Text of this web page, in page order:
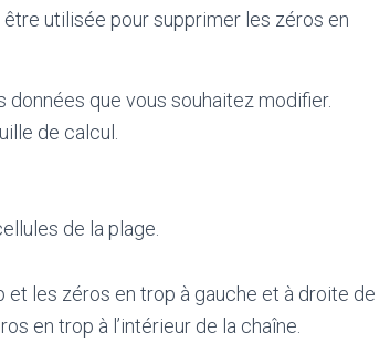
utilisée pour supprimer les zéros en
que vous souhaitez modifier.
de calcul.
de la plage.
les zéros en trop à gauche et à droite de
en trop à l’intérieur de la chaîne.